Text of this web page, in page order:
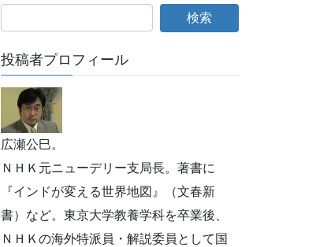
投稿者プロフィール
広瀬公巳。
ＮＨＫ元ニューデリー支局長。著書に
『インドが変える世界地図』（文春新
書）など。東京大学教養学科を卒業後、
ＮＨＫの海外特派員・解説委員として国